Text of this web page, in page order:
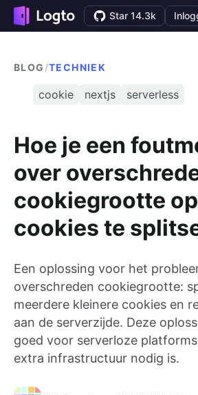
Star 14.3k
BLOG /TECHNIEK
cookie nextjs serverless
Hoe je een
over
cookiegrootte
cookies te
Een oplossing voor het
overschreden cookiegrootte:
meerdere kleinere cookies en
aan de serverzijde. Deze
goed voor serverloze
extra infrastructuur nodig is.